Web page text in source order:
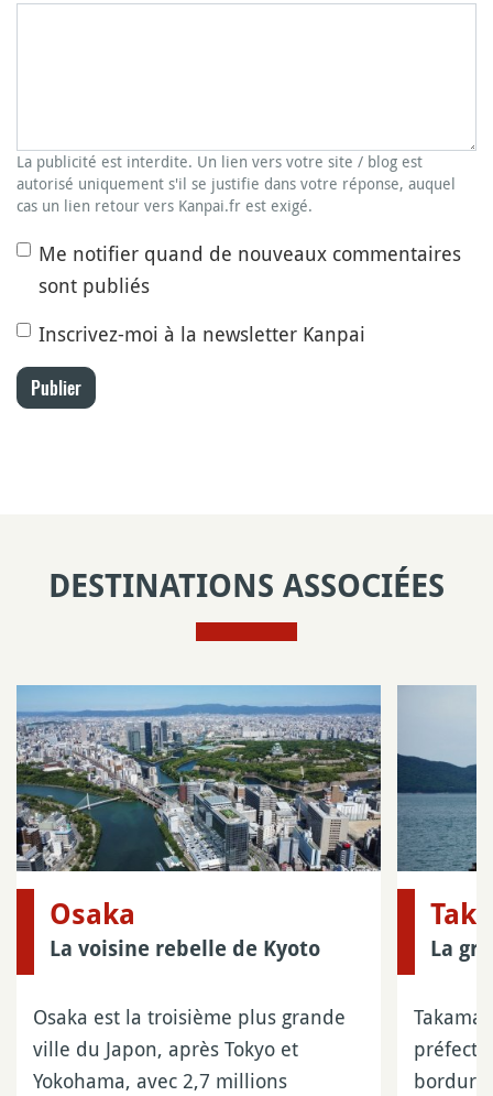
La publicité est interdite. Un lien vers votre site / blog est
autorisé uniquement s'il se justifie dans votre réponse, auquel
cas un lien retour vers Kanpai.fr est exigé.
Me notifier quand de nouveaux commentaires
sont publiés
Inscrivez-moi à la newsletter Kanpai
Publier
DESTINATIONS ASSOCIÉES
Osaka
La voisine rebelle de Kyoto
Osaka est la troisième plus grande
ville du Japon, après Tokyo et
Yokohama, avec 2,7 millions
La